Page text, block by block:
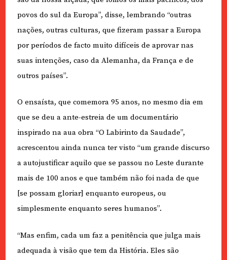
povos do sul da Europa”, disse, lembrando “outras
nações, outras culturas, que fizeram passar a Europa
por períodos de facto muito difíceis de aprovar nas
suas intenções, caso da Alemanha, da França e de
outros países”.
O ensaísta, que comemora 95 anos, no mesmo dia em
que se deu a ante-estreia de um documentário
inspirado na aua obra “O Labirinto da Saudade”,
acrescentou ainda nunca ter visto “um grande discurso
a autojustificar aquilo que se passou no Leste durante
mais de 100 anos e que também não foi nada de que
[se possam gloriar] enquanto europeus, ou
simplesmente enquanto seres humanos”.
“Mas enfim, cada um faz a penitência que julga mais
adequada à visão que tem da História. Eles são